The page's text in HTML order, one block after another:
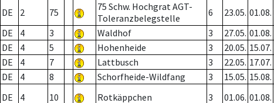
DE
2 75
75 Schw. Hochgrat AGT-
Toleranzbelegstelle
6 23.05. 01.08.
DE
4 3 Waldhof 3 27.05. 01.08.
DE
4 5 Hohenheide 3 20.05. 15.07.
DE
4 7 Lattbusch 3 22.05. 17.07.
DE
4 8 Schorfheide-Wildfang 3 15.05. 15.08.
DE
4 10 Rotkäppchen 3 01.06. 01.08.